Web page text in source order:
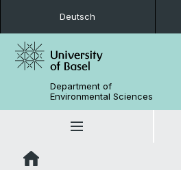
Deutsch
Department of
Environmental Sciences